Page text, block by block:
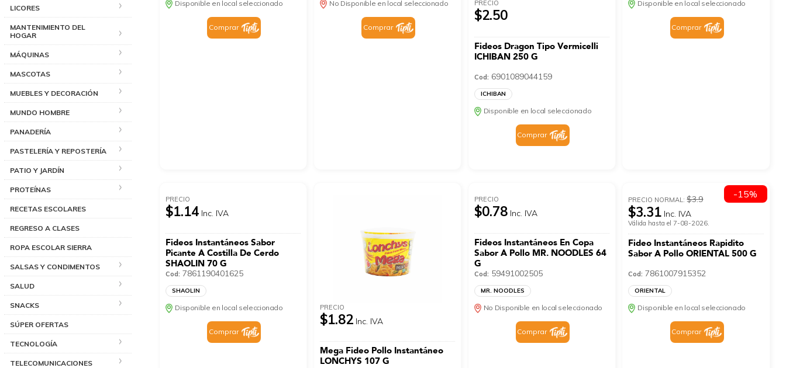
LICORES
MANTENIMIENTO DEL
HOGAR
MÁQUINAS
MASCOTAS
MUEBLES Y DECORACIÓN
MUNDO HOMBRE
PANADERÍA
PASTELERÍA Y REPOSTERÍA
PATIO Y JARDÍN
PROTEÍNAS
RECETAS ESCOLARES
REGRESO A CLASES
ROPA ESCOLAR SIERRA
SALSAS Y CONDIMENTOS
SALUD
SNACKS
SÚPER OFERTAS
TECNOLOGÍA
TELECOMUNICACIONES
Disponible en local seleccionado
Comprar
No Disponible en local seleccionado
Comprar
PRECIO
$2.50
Fideos Dragon Tipo Vermicelli
ICHIBAN 250 G
Cod: 6901089044159
ICHIBAN
Disponible en local seleccionado
Comprar
Disponible en local seleccionado
Comprar
PRECIO
$1.14 Inc. IVA
Fideos Instantáneos Sabor
Picante A Costilla De Cerdo
SHAOLIN 70 G
Cod: 7861190401625
SHAOLIN
Disponible en local seleccionado
Comprar
PRECIO
$1.82 Inc. IVA
Mega Fideo Pollo Instantáneo
LONCHYS 107 G
PRECIO
$0.78 Inc. IVA
Fideos Instantáneos En Copa
Sabor A Pollo MR. NOODLES 64
G
Cod: 59491002505
MR. NOODLES
No Disponible en local seleccionado
Comprar
PRECIO NORMAL:$3.9
$3.31 Inc. IVA
Válida hasta el 7-08-2026.
Fideo Instantáneos Rapidito
Sabor A Pollo ORIENTAL 500 G
Cod: 7861007915352
ORIENTAL
Disponible en local seleccionado
Comprar
-15%